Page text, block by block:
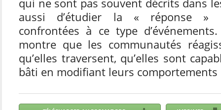
qui ne sont pas souvent décrits dans
aussi d’étudier la « réponse »
confrontées à ce type
montre que les communautés
qu’elles traversent, qu’elles sont
bâti en modifiant leurs